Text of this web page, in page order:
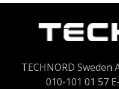
TECHNORD
010-101 01 57